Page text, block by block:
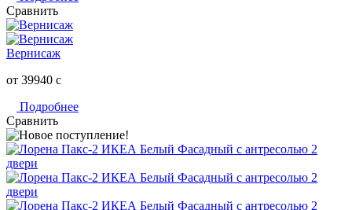
Сравнить
Вернисаж
от 39940 c
Подробнее
Сравнить